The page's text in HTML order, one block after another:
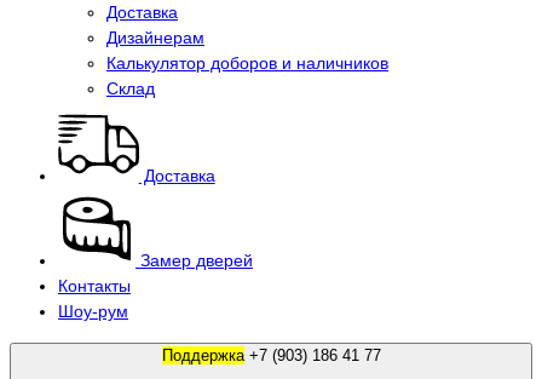
Доставка
Дизайнерам
Калькулятор доборов и наличников
Склад
Доставка
Замер дверей
Контакты
Шоу-рум
Поддержка +7 (903) 186 41 77